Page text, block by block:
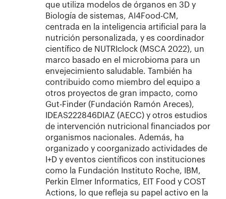
que utiliza modelos de órganos en 3D y
Biología de sistemas, AI4Food-CM,
centrada en la inteligencia artificial para la
nutrición personalizada, y es coordinador
científico de NUTRIclock (MSCA 2022), un
marco basado en el microbioma para un
envejecimiento saludable. También ha
contribuido como miembro del equipo a
otros proyectos de gran impacto, como
Gut-Finder (Fundación Ramón Areces),
IDEAS222846DIAZ (AECC) y otros estudios
de intervención nutricional financiados por
organismos nacionales. Además, ha
organizado y coorganizado actividades de
I+D y eventos científicos con instituciones
como la Fundación Instituto Roche, IBM,
Perkin Elmer Informatics, EIT Food y COST
Actions, lo que refleja su papel activo en la